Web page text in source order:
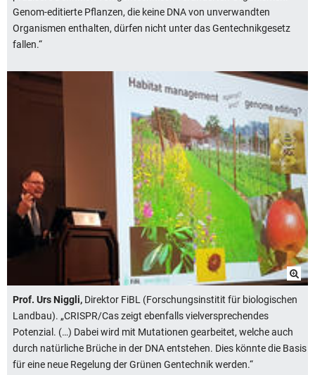
Genom-editierte Pflanzen, die keine DNA von unverwandten
Organismen enthalten, dürfen nicht unter das Gentechnikgesetz
fallen.“
Prof. Urs Niggli, Direktor FiBL (Forschungsinstitit für biologischen
Landbau). „CRISPR/Cas zeigt ebenfalls vielversprechendes
Potenzial. (…) Dabei wird mit Mutationen gearbeitet, welche auch
durch natürliche Brüche in der DNA entstehen. Dies könnte die Basis
für eine neue Regelung der Grünen Gentechnik werden.“